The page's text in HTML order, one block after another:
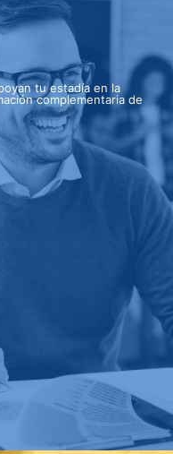
tu estadía en la
complementaria de